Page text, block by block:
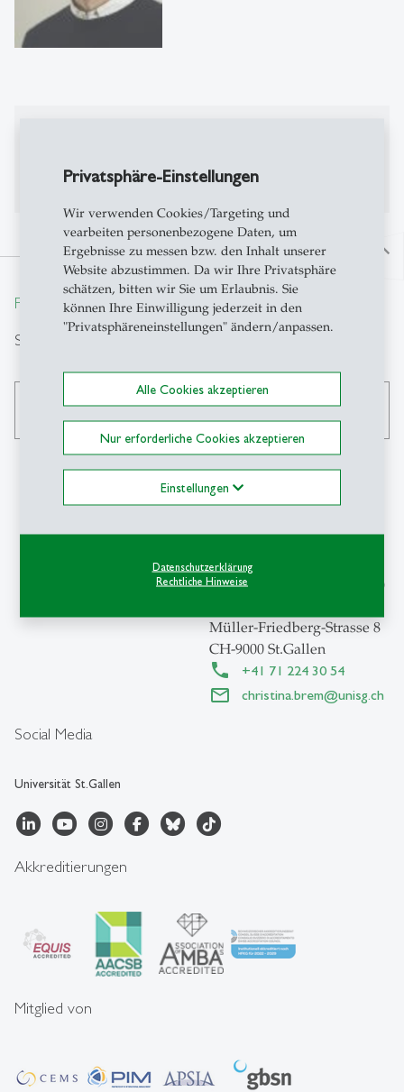
Privatsphäre-Einstellungen
Wir verwenden Cookies/Targeting und
vearbeiten personenbezogene Daten, um
Ergebnisse zu messen bzw. den Inhalt unserer
Website abzustimmen. Da wir Ihre Privatsphäre
schätzen, bitten wir Sie um Erlaubnis. Sie
können Ihre Einwilligung jederzeit in den
"Privatsphäreneinstellungen" ändern/anpassen.
Alle Cookies akzeptieren
Nur erforderliche Cookies akzeptieren
Einstellungen
Datenschutzerklärung
Rechtliche Hinweise
Publikationen auf Alexandria
north
From insight to impact.
Suche
Social Media
Universität St.Gallen
Institut für
Wirtschaftsinformatik (IWI)
Müller-Friedberg-Strasse 8
CH-9000 St.Gallen
+41 71 224 30 54
christina.brem@unisg.ch
Akkreditierungen
Mitglied von